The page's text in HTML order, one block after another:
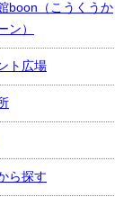
boon（こうくうか
ン）
ト広場
ら探す